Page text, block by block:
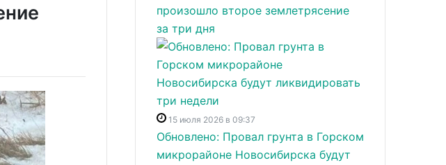
произошло второе землетрясение
за три дня
15 июля 2026 в 09:37
Обновлено: Провал грунта в Горском
микрорайоне Новосибирска будут